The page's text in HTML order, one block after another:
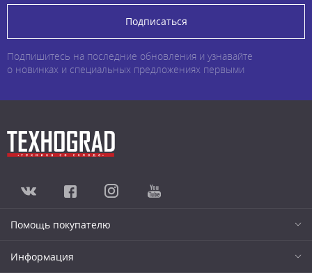
Подписаться
Подпишитесь на последние обновления и узнавайте
о новинках и специальных предложениях первыми
Помощь покупателю
Информация